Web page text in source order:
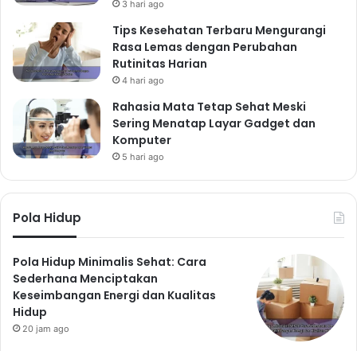
bertahap. Contohnya, jika Anda ingin berolahraga
setiap hari, mulailah dengan 15 menit setiap hari, lalu
tingkatkan secara bertahap.
Cari Dukungan dari Orang
Sekitar
Berbicaralah dengan teman, keluarga, atau rekan
kerja tentang tujuan kesehatan Anda. Mereka dapat
memberikan dukungan dan motivasi untuk membantu
Anda tetap konsisten.
Pantau Kemajuan Anda
sehat yang telah Anda lakukan dan perubahan positif
yang telah Anda rasakan. Hal ini dapat membantu
Anda tetap termotivasi dan melihat hasil dari usaha
Anda.
Jangan Menyerah
3 hari ago
Tips Kesehatan Terbaru Mengurangi
Rasa Lemas dengan Perubahan
Rutinitas Harian
4 hari ago
Rahasia Mata Tetap Sehat Meski
Sering Menatap Layar Gadget dan
Komputer
5 hari ago
Pola Hidup
Pola Hidup Minimalis Sehat: Cara
Sederhana Menciptakan
Keseimbangan Energi dan Kualitas
Hidup
20 jam ago